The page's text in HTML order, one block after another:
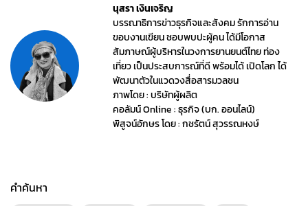
นุสรา เงินเจริญ
บรรณาธิการข่าวธุรกิจและสังคม รักการอ่าน
ขอบงานเขียน ชอบพบปะผู้คน ได้มีโอกาส
สัมภาษณ์ผู้บริหารในวงการยานยนต์ไทย ท่อง
เที่ยว เป็นประสบการณ์ที่ดี พร้อมได้ เปิดโลก ได้
พัฒนาตัวในแวดวงสื่อสารมวลชน
ภาพโดย : บริษัทผู้ผลิต
คอลัมน์ Online : ธุรกิจ (บก. ออนไลน์)
พิสูจน์อักษร โดย : กชรัตน์ สุวรรณหงษ์
คำค้นหา